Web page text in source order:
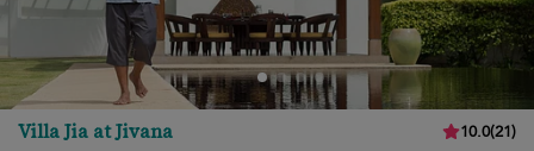
Villa Jia at Jivana 10.0(21)